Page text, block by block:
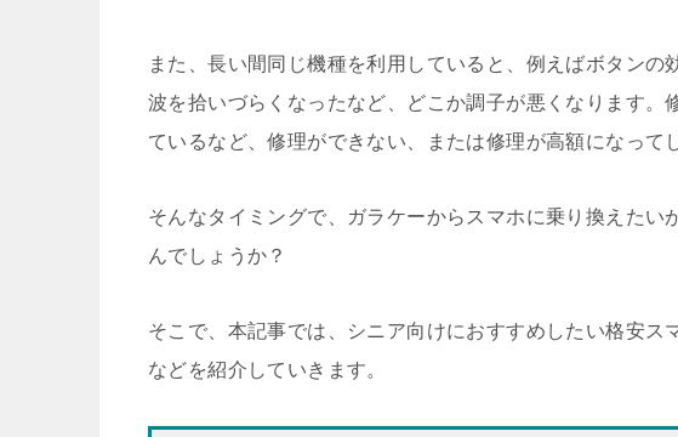
また、長い間同じ機種を利用していると、例えばボタン
波を拾いづらくなったなど、どこか調子が悪くなります。
ているなど、修理ができない、または修理が高額になって
そんなタイミングで、ガラケーからスマホに乗り換えた
んでしょうか？
そこで、本記事では、シニア向けにおすすめしたい格安
などを紹介していきます。